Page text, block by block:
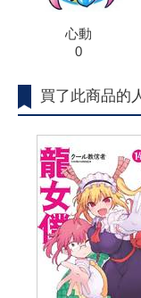
心動
0
買了此商品的